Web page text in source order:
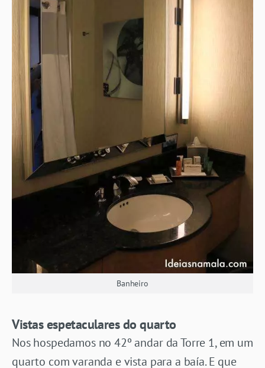
Banheiro
Vistas espetacularesdo quarto
Nos hospedamos no 42º andar da Torre 1, em um
quarto com varanda e vista para a baía. E que